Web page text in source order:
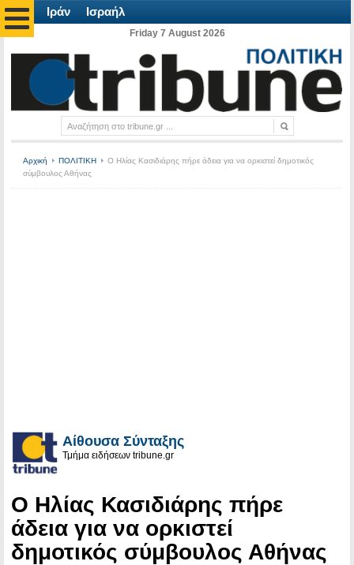
Ιράν Ισραήλ
Friday 7 August 2026
Αρχική ΠΟΛΙΤΙΚΗ
Ο Ηλίας Κασιδιάρης πήρε άδεια για να ορκιστεί δημοτικός
σύμβουλος Αθήνας
Αίθουσα Σύνταξης
Τμήμα ειδήσεων tribune.gr
Ο Ηλίας Κασιδιάρης πήρε
άδεια για να ορκιστεί
δημοτικός σύμβουλος Αθήνας